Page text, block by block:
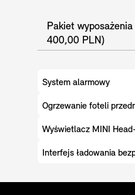
Pakiet
400,00 PLN)
System alarmowy
Ogrzewanie foteli
Wyświetlacz MINI
Interfejs ładowania